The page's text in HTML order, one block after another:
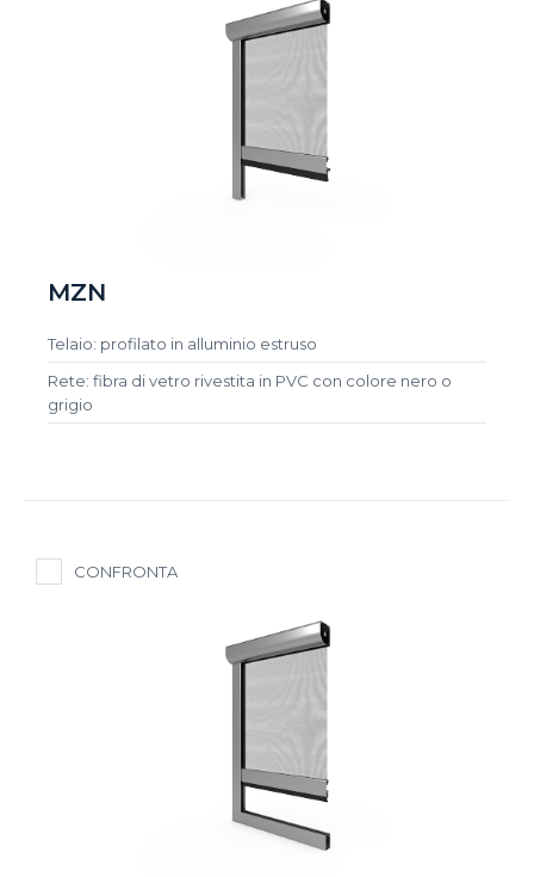
MZN
Telaio: profilato in alluminio estruso
Rete: fibra di vetro rivestita in PVC con colore nero o
grigio
CONFRONTA